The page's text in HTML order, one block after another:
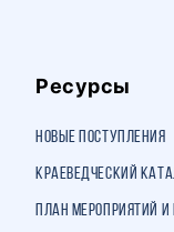
Ресурсы
Новые поступления
Краеведческий
План мероприятий